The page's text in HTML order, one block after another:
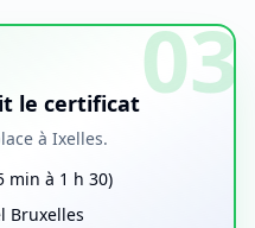
03
le certificat
à Ixelles.
min à 1 h 30)
Bruxelles